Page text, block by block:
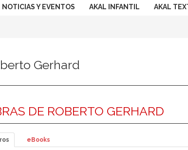
NOTICIAS Y EVENTOS AKAL INFANTIL AKAL
Gerhard
DE ROBERTO GERHARD
eBooks